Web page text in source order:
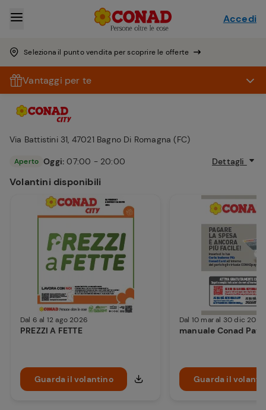
Seleziona il punto vendita per scoprire le offerte
Accedi
Vantaggi per te
Via Battistini 31, 47021 Bagno Di Romagna (FC)
Aperto Oggi: 07:00 - 20:00 Dettagli
Volantini disponibili
Dal 6 al 12 ago 2026
PREZZI A FETTE
Guarda il volantino
Dal 10 mar al 30 dic 2026
manuale Conad Pay
Guarda il